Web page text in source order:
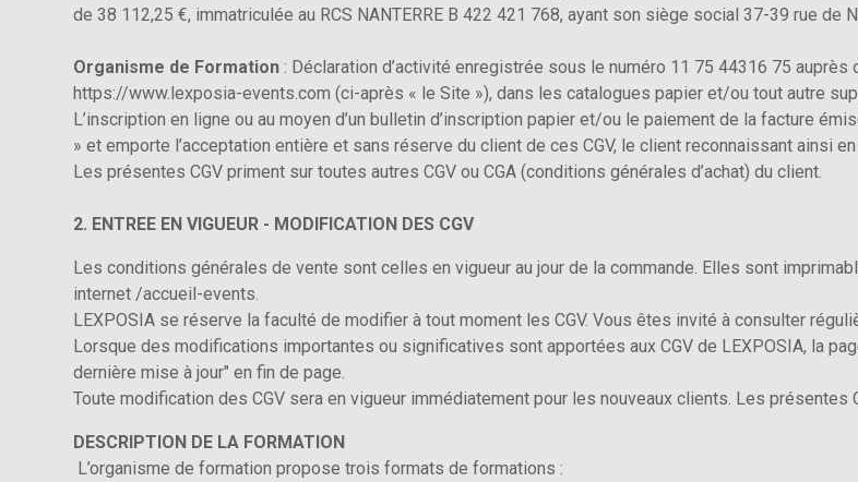
de 38 112,25 €, immatriculée au RCS NANTERRE B 422 421 768, ayant son siège social 37-39 rue de
Organisme de Formation : Déclaration d’activité enregistrée sous le numéro 11 75 44316 75
https://www.lexposia-events.com (ci-après « le Site »), dans les catalogues papier et/ou tout autre
L’inscription en ligne ou au moyen d’un bulletin d’inscription papier et/ou le paiement de la facture
» et emporte l’acceptation entière et sans réserve du client de ces CGV, le client reconnaissant ainsi
Les présentes CGV priment sur toutes autres CGV ou CGA (conditions générales d’achat) du client.
2. ENTREE EN VIGUEUR - MODIFICATION DES CGV
Les conditions générales de vente sont celles en vigueur au jour de la commande. Elles sont
internet /accueil-events.
LEXPOSIA se réserve la faculté de modifier à tout moment les CGV. Vous êtes invité à consulter
Lorsque des modifications importantes ou significatives sont apportées aux CGV de LEXPOSIA, la
dernière mise à jour" en fin de page.
Toute modification des CGV sera en vigueur immédiatement pour les nouveaux clients. Les présentes
DESCRIPTION DE LA FORMATION
L’organisme de formation propose trois formats de formations :